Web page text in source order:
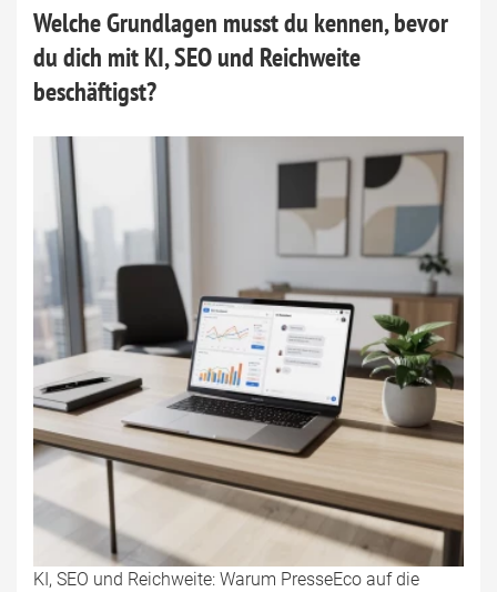
Welche Grundlagen musst du kennen, bevor
du dich mit KI, SEO und Reichweite
beschäftigst?
KI, SEO und Reichweite: Warum PresseEco auf die